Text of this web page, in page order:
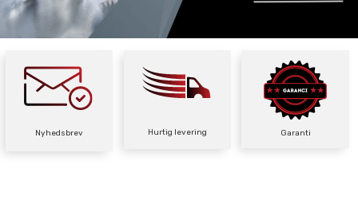
Nyhedsbrev Hurtig levering Garanti